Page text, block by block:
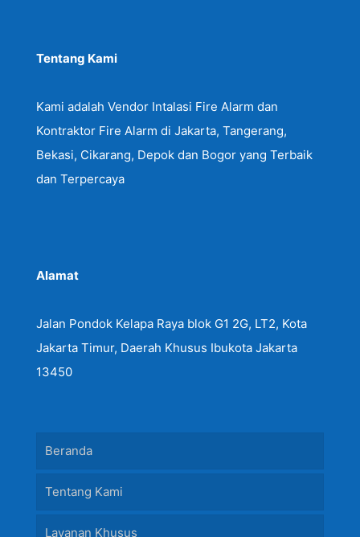
Tentang Kami
Kami adalah Vendor Intalasi Fire Alarm dan
Kontraktor Fire Alarm di Jakarta, Tangerang,
Bekasi, Cikarang, Depok dan Bogor yang Terbaik
dan Terpercaya
Alamat
Jalan Pondok Kelapa Raya blok G1 2G, LT2, Kota
Jakarta Timur, Daerah Khusus Ibukota Jakarta
13450
Beranda
Tentang Kami
Layanan Khusus